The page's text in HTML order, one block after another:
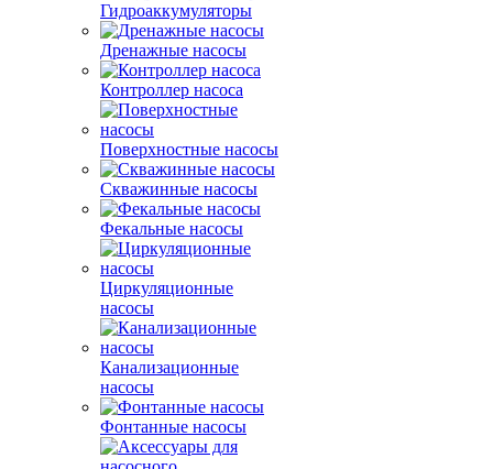
Гидроаккумуляторы
Дренажные насосы
Контроллер насоса
Поверхностные насосы
Скважинные насосы
Фекальные насосы
Циркуляционные
насосы
Канализационные
насосы
Фонтанные насосы